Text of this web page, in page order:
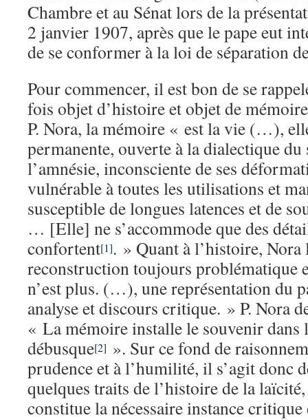
Chambre et au Sénat lors de la
2 janvier 1907, après que le pape eut
de se conformer à la loi de séparation
Pour commencer, il est bon de se
fois objet d’histoire et objet de
P. Nora, la mémoire « est la vie (…),
permanente, ouverte à la dialectique du
l’amnésie, inconsciente de ses
vulnérable à toutes les utilisations et
susceptible de longues latences et de
… [Elle] ne s’accommode que des
confortent[1]. » Quant à l’histoire,
reconstruction toujours problématique
n’est plus. (…), une représentation du
analyse et discours critique. » P. Nora
« La mémoire installe le souvenir dans
débusque[2] ». Sur ce fond de
prudence et à l’humilité, il s’agit donc
quelques traits de l’histoire de la
constitue la nécessaire instance